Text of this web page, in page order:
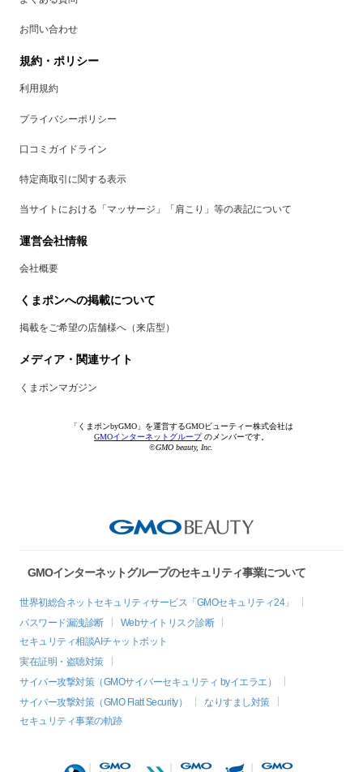
お問い合わせ
規約・ポリシー
利用規約
プライバシーポリシー
口コミガイドライン
特定商取引に関する表示
当サイトにおける「マッサージ」「肩こり」等の表記について
運営会社情報
会社概要
くまポンへの掲載について
掲載をご希望の店舗様へ（来店型）
メディア・関連サイト
くまポンマガジン
「くまポンbyGMO」を運営するGMOビューティー株式会社は
GMOインターネットグループのメンバーです。
©GMO beauty, Inc.
GMOインターネットグループのセキュリティ事業について
世界初総合ネットセキュリティサービス「GMOセキュリティ24」
パスワード漏洩診断
Webサイトリスク診断
セキュリティ相談AIチャットボット
実在証明・盗聴対策
サイバー攻撃対策（GMOサイバーセキュリティ byイエラエ）
サイバー攻撃対策（GMO Flatt Security）
なりすまし対策
セキュリティ事業の軌跡